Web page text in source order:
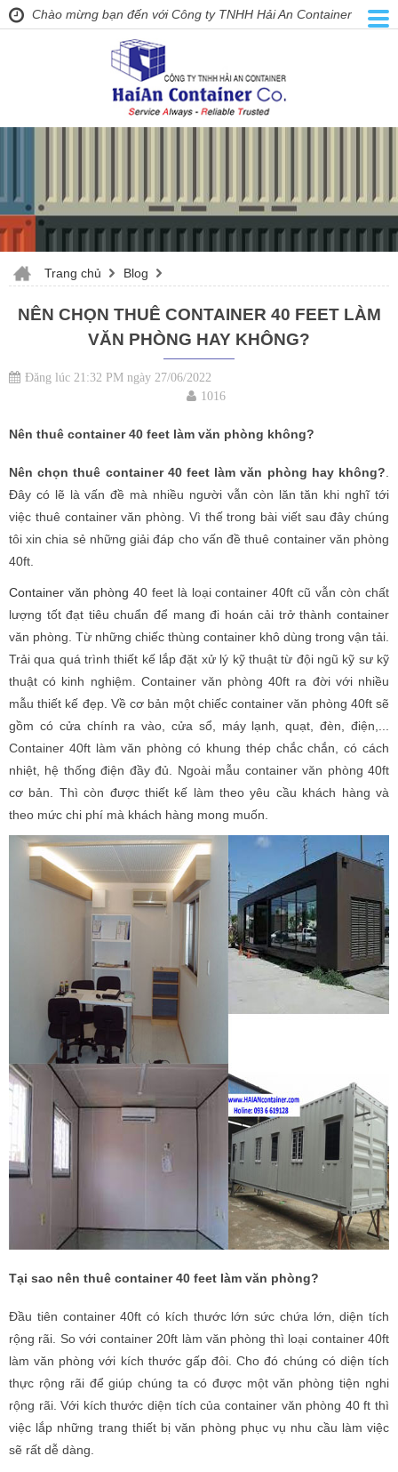
Chào mừng bạn đến với Công ty TNHH Hải An Container
Trang chủ Blog
NÊN CHỌN THUÊ CONTAINER 40 FEET LÀM
VĂN PHÒNG HAY KHÔNG?
Đăng lúc 21:32 PM ngày 27/06/2022
1016
Nên thuê container 40 feet làm văn phòng không?
Nên chọn thuê container 40 feet làm văn phòng hay không?
Đây có lẽ là vấn đề mà nhiều người vẫn còn lăn tăn khi nghĩ tới
việc thuê container văn phòng. Vì thế trong bài viết sau đây chúng
tôi xin chia sẻ những giải đáp cho vấn đề thuê container văn phòng
40ft.
Container văn phòng 40 feet là loại container 40ft cũ vẫn còn chất
lượng tốt đạt tiêu chuẩn để mang đi hoán cải trở thành container
văn phòng. Từ những chiếc thùng container khô dùng trong vận tải.
Trải qua quá trình thiết kế lắp đặt xử lý kỹ thuật từ đội ngũ kỹ sư kỹ
thuật có kinh nghiệm. Container văn phòng 40ft ra đời với nhiều
mẫu thiết kế đẹp. Về cơ bản một chiếc container văn phòng 40ft sẽ
gồm có cửa chính ra vào, cửa sổ, máy lạnh, quạt, đèn, điện,...
Container 40ft làm văn phòng có khung thép chắc chắn, có cách
nhiệt, hệ thống điện đầy đủ. Ngoài mẫu container văn phòng 40ft
cơ bản. Thì còn được thiết kế làm theo yêu cầu khách hàng và
theo mức chi phí mà khách hàng mong muốn.
Tại sao nên thuê container 40 feet làm văn phòng?
Đầu tiên container 40ft có kích thước lớn sức chứa lớn, diện tích
rộng rãi. So với container 20ft làm văn phòng thì loại container 40ft
làm văn phòng với kích thước gấp đôi. Cho đó chúng có diện tích
thực rộng rãi để giúp chúng ta có được một văn phòng tiện nghi
rộng rãi. Với kích thước diện tích của container văn phòng 40 ft thì
việc lắp những trang thiết bị văn phòng phục vụ nhu cầu làm việc
sẽ rất dễ dàng.